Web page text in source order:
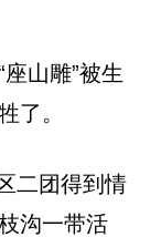
山雕”被生
了。
二团得到情
沟一带活